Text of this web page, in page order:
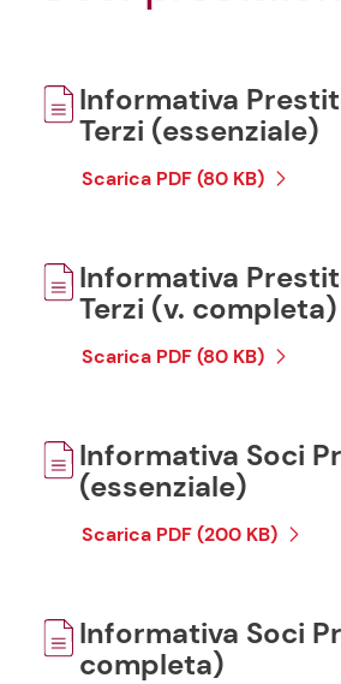
Informativa Prestito Sociale
Terzi (essenziale)
Scarica PDF (80 KB)
Informativa Prestito Sociale
Terzi (v. completa)
Scarica PDF (80 KB)
Informativa Soci Prestatori
(essenziale)
Scarica PDF (200 KB)
Informativa Soci Prestatori (v.
completa)